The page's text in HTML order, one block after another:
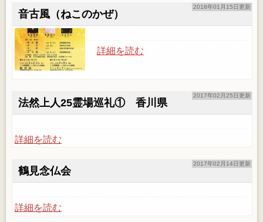
2018年01月15日更新
音古風（ねこのかぜ）
詳細を読む
2017年02月25日更新
法然上人25霊場巡礼① 香川県
詳細を読む
2017年02月14日更新
鶴見念仏会
詳細を読む